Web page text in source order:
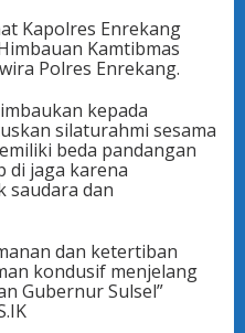
Kapolres Enrekang
Kamtibmas
Polres Enrekang.
kepada
silaturahmi sesama
beda pandangan
di jaga karena
saudara dan
dan ketertiban
kondusif menjelang
Gubernur Sulsel”